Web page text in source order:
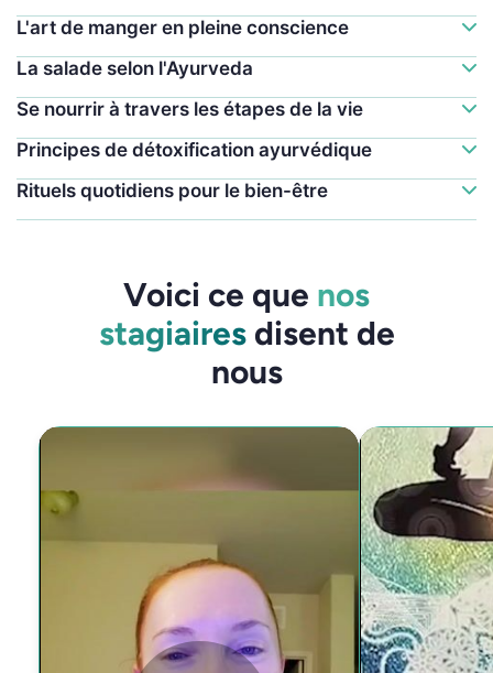
L'art de manger en pleine conscience
La salade selon l'Ayurveda
Se nourrir à travers les étapes de la vie
Principes de détoxification ayurvédique
Rituels quotidiens pour le bien-être
Voici ce que nos
stagiairesdisent de
nous